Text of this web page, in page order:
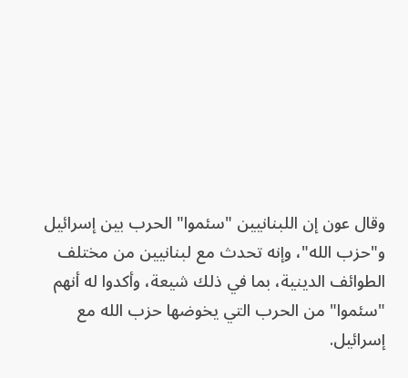
وقال عون إن اللبنانيين "سئموا" الحرب بين إسرائيل
و"حزب الله"، وإنه تحدث مع لبنانيين من مختلف
الطوائف الدينية، بما في ذلك شيعة، وأكدوا له أنهم
"سئموا" من الحرب التي يخوضها حزب الله مع
إسرائيل.